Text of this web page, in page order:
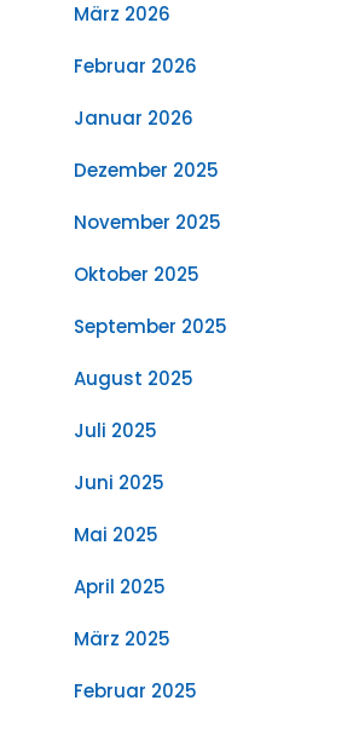
März 2026
Februar 2026
Januar 2026
Dezember 2025
November 2025
Oktober 2025
September 2025
August 2025
Juli 2025
Juni 2025
Mai 2025
April 2025
März 2025
Februar 2025